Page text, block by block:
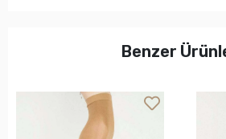
Benzer